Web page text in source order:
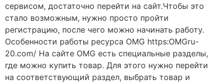
сервисом, достаточно перейти на сайт.Чтобы это
стало возможным, нужно просто пройти
регистрацию, после чего можно начинать работу.
Особенности работы ресурса OMG https:OMGru-
20.com/ На сайте OMG есть специальные разделы,
где можно купить товар. Для этого нужно перейти
на соответствующий раздел, выбрать товар и